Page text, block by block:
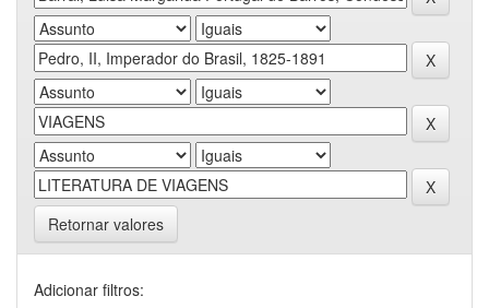
Retornar valores
Adicionar filtros: